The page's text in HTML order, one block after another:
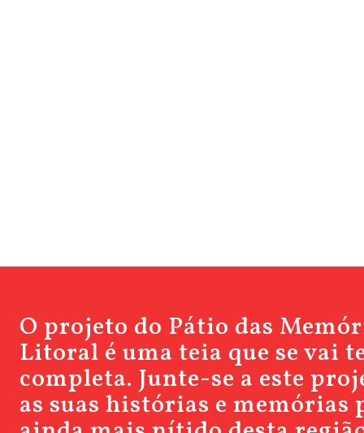
O projeto do Pátio das
Litoral é uma teia que se vai
completa. Junte-se a este
as suas histórias e